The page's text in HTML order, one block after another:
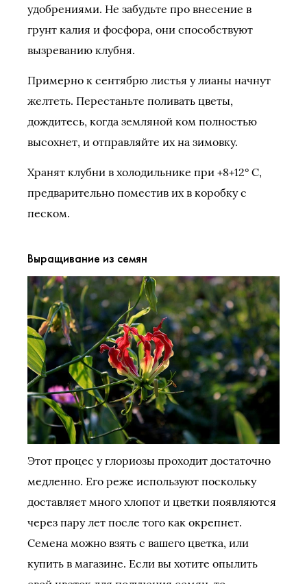
удобрениями. Не забудьте про внесение в
грунт калия и фосфора, они способствуют
вызреванию клубня.
Примерно к сентябрю листья у лианы начнут
желтеть. Перестаньте поливать цветы,
дождитесь, когда земляной ком полностью
высохнет, и отправляйте их на зимовку.
Хранят клубни в холодильнике при +8+12° С,
предварительно поместив их в коробку с
песком.
Выращивание из семян
Этот процес у глориозы проходит достаточно
медленно. Его реже используют поскольку
доставляет много хлопот и цветки появляются
через пару лет после того как окрепнет.
Семена можно взять с вашего цветка, или
купить в магазине. Если вы хотите опылить